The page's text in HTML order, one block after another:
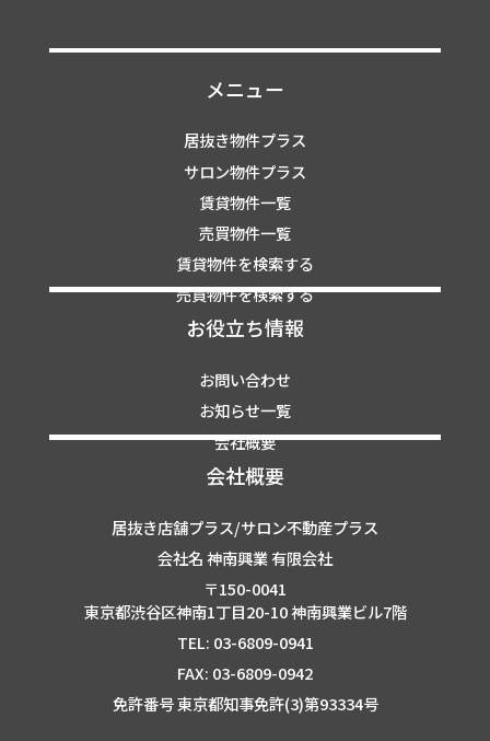
メニュー
居抜き物件プラス
サロン物件プラス
賃貸物件一覧
売買物件一覧
賃貸物件を検索する
売買物件を検索する
お役立ち情報
お問い合わせ
お知らせ一覧
会社概要
会社概要
居抜き店舗プラス/サロン不動産プラス
会社名 神南興業 有限会社
〒150-0041
東京都渋谷区神南1丁目20-10 神南興業ビル7階
TEL: 03-6809-0941
FAX: 03-6809-0942
免許番号 東京都知事免許(3)第93334号